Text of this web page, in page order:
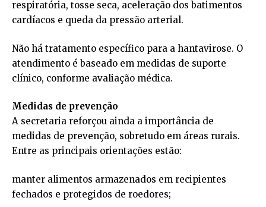
respiratória, tosse seca, aceleração dos batimentos
cardíacos e queda da pressão arterial.
Não há tratamento específico para a hantavirose. O
atendimento é baseado em medidas de suporte
clínico, conforme avaliação médica.
Medidas de prevenção
A secretaria reforçou ainda a importância de
medidas de prevenção, sobretudo em áreas rurais.
Entre as principais orientações estão:
manter alimentos armazenados em recipientes
fechados e protegidos de roedores;